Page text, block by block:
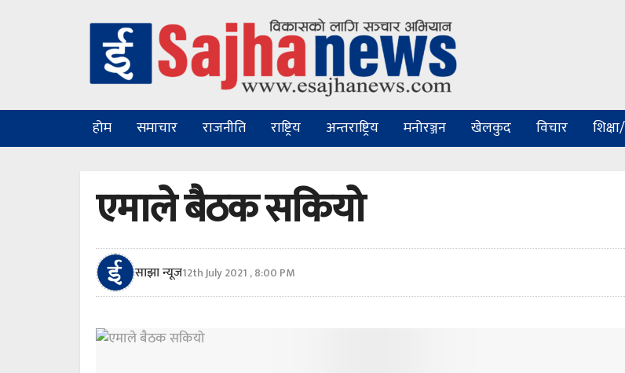
होम समाचार राजनीति राष्ट्रिय अन्तराष्ट्रिय मनोरञ्जन खेलकुद विचार
एमाले बैठक सकियो
साझा न्यूज12th July 2021 , 8:00 PM